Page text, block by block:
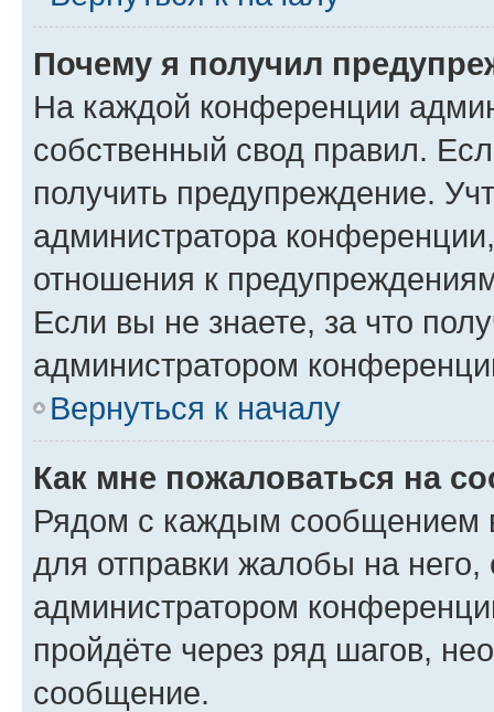
Почему я получил
На каждой конференции
собственный свод правил.
получить предупреждение.
администратора
отношения к
Если вы не знаете, за что
администратором
Вернуться к началу
Как мне пожаловаться на
Рядом с каждым сообщением
для отправки жалобы на
администратором
пройдёте через ряд шагов,
сообщение.